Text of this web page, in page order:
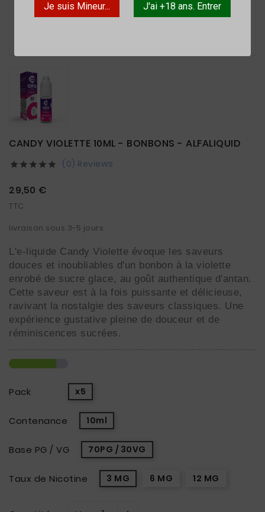
Je suis Mineur... J'ai +18 ans. Entrer
CANDY VIOLETTE 10ML - BONBONS - ALFALIQUID
     (0) Reviews
29,50 €
TTC
livraison sous 3-5 jours
L'e-liquide Candy Violette évoque les saveurs
douces et inoubliables d'un bonbon à la violette
enrobé de sucre glace, au goût authentique d'antan.
Cette saveur est à la fois puissante et délicieuse,
ravivant la nostalgie des saveurs classiques. Une
expérience gustative pleine de douceur et de
réminiscences sucrées.
Pack x5
Contenance 10ml
Base PG / VG 70PG / 30VG
Taux de Nicotine 3 MG 6 MG 12 MG